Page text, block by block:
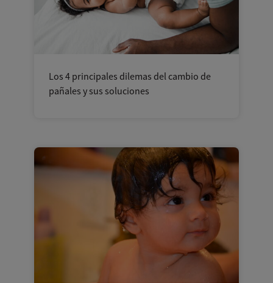
Los 4 principales dilemas del cambio de
pañales y sus soluciones